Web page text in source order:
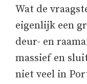
Wat de
eigenlijk een
deur- en
massief en
niet veel in